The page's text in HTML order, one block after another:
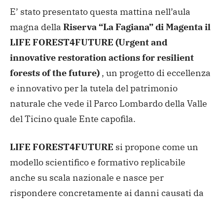
E’ stato presentato questa mattina nell’aula
magna della Riserva “La Fagiana” di Magenta il
LIFE FOREST4FUTURE (Urgent and
innovative restoration actions for resilient
forests of the future) , un progetto di eccellenza
e innovativo per la tutela del patrimonio
naturale che vede il Parco Lombardo della Valle
del Ticino quale Ente capofila.
LIFE FOREST4FUTURE si propone come un
modello scientifico e formativo replicabile
anche su scala nazionale e nasce per
rispondere concretamente ai danni causati da